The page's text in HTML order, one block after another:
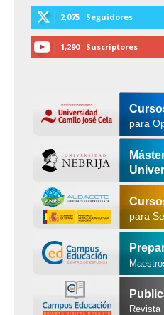
2,075 Seguidores
1,290 Suscriptores
para
para
Revista